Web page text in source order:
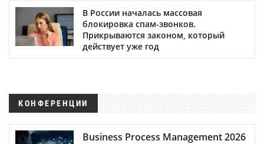
В России началась массовая
блокировка спам-звонков.
Прикрываются законом, который
действует уже год
КОНФЕРЕНЦИИ
Business Process Management 2026